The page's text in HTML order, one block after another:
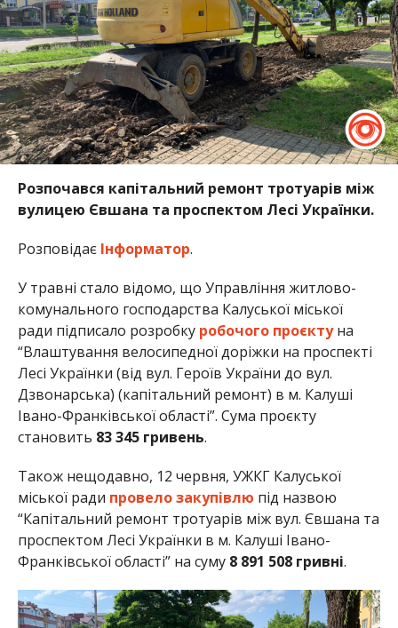
Розпочався капітальний ремонт тротуарів між
вулицею Євшана та проспектом Лесі Українки.
Розповідає Інформатор.
У травні стало відомо, що Управління житлово-
комунального господарства Калуської міської
ради підписало розробку робочого проєктуна
“Влаштування велосипедної доріжки на проспекті
Лесі Українки (від вул. Героїв України до вул.
Дзвонарська) (капітальний ремонт) в м. Калуші
Івано-Франківської області”. Сума проєкту
становить 83 345 гривень.
Також нещодавно, 12 червня, УЖКГ Калуської
міської ради провело закупівлю під назвою
“Капітальний ремонт тротуарів між вул. Євшана та
проспектом Лесі Українки в м. Калуші Івано-
Франківської області” на суму 8 891 508 гривні.